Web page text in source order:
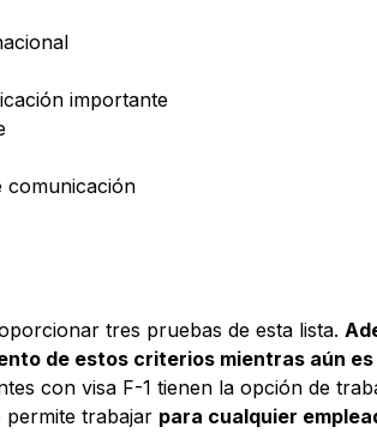
importante
comunicación
tres pruebas de esta lista.
de estos criterios mientras aún
con visa F-1 tienen la opción de
permite trabajar para cualquier